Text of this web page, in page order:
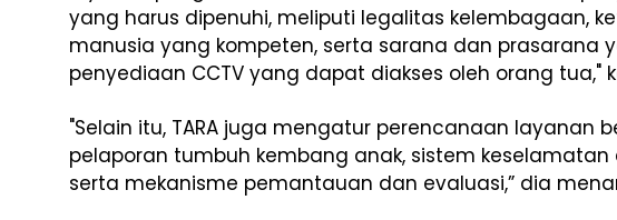
yang harus dipenuhi, meliputi legalitas kelembagaan,
manusia yang kompeten, serta sarana dan prasarana
penyediaan CCTV yang dapat diakses oleh orang tua,"
"Selain itu, TARA juga mengatur perencanaan layanan
pelaporan tumbuh kembang anak, sistem keselamatan
serta mekanisme pemantauan dan evaluasi,” dia